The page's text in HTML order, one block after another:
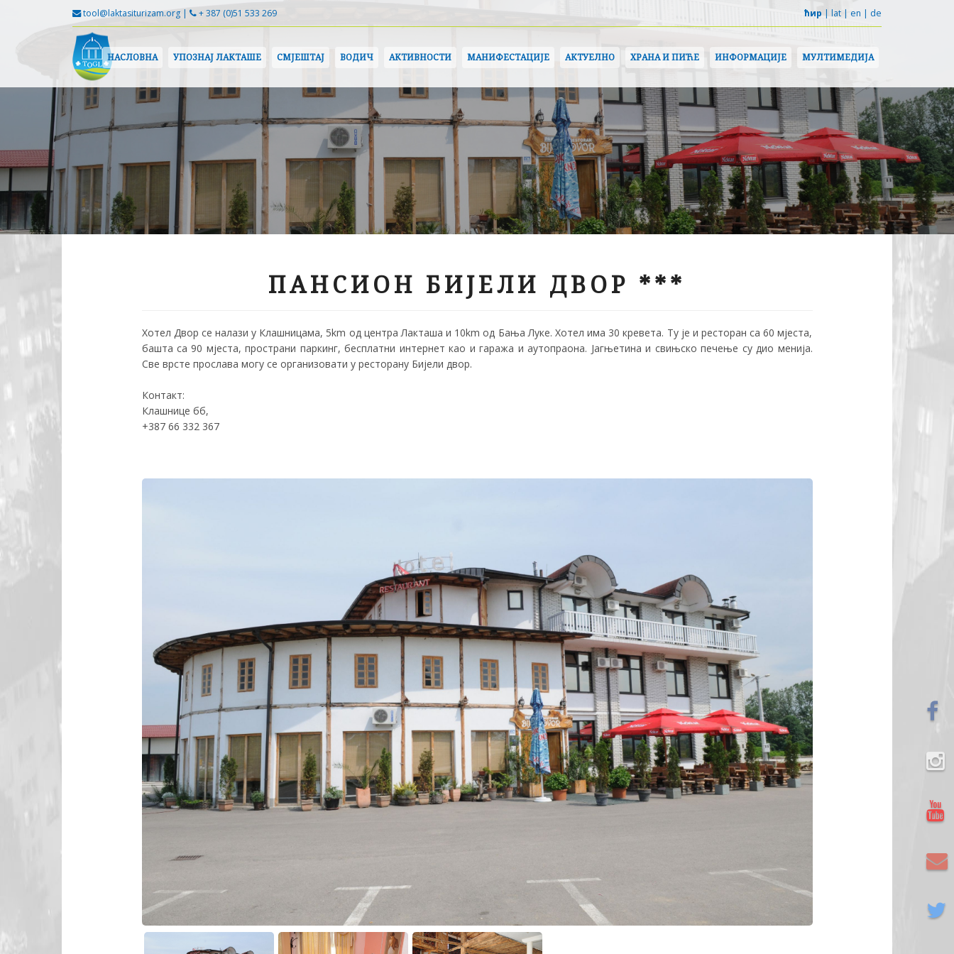
tool@laktasiturizam.org | + 387 (0)51 533 269 ћир | lat | en | de
НАСЛОВНА УПОЗНАЈ ЛАКТАШЕ СМЈЕШТАЈ ВОДИЧ АКТИВНОСТИ МАНИФЕСТАЦИЈЕ АКТУЕЛНО ХРАНА И ПИЋЕ ИНФОРМАЦИЈЕ МУЛТИМЕДИЈА
ПАНСИОН БИЈЕЛИ ДВОР ***
Хотел Двор се налази у Клашницама, 5km од центра Лакташа и 10km од Бања Луке. Хотел има 30 кревета. Ту је и ресторан са 60 мјеста,
башта са 90 мјеста, пространи паркинг, бесплатни интернет као и гаража и аутопраона. Јагњетина и свињско печење су дио менија.
Све врсте прослава могу се организовати у ресторану Бијели двор.
Контакт:
Клашнице бб,
+387 66 332 367